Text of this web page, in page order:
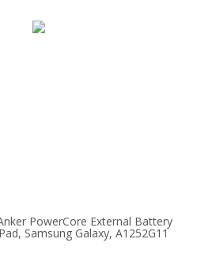
PowerCore External Battery
Samsung Galaxy, A1252G11